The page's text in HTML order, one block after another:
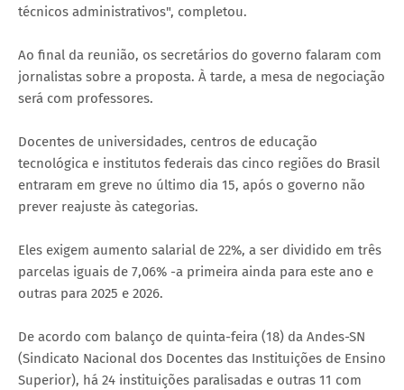
técnicos administrativos", completou.
Ao final da reunião, os secretários do governo falaram com
jornalistas sobre a proposta. À tarde, a mesa de negociação
será com professores.
Docentes de universidades, centros de educação
tecnológica e institutos federais das cinco regiões do Brasil
entraram em greve no último dia 15, após o governo não
prever reajuste às categorias.
Eles exigem aumento salarial de 22%, a ser dividido em três
parcelas iguais de 7,06% -a primeira ainda para este ano e
outras para 2025 e 2026.
De acordo com balanço de quinta-feira (18) da Andes-SN
(Sindicato Nacional dos Docentes das Instituições de Ensino
Superior), há 24 instituições paralisadas e outras 11 com